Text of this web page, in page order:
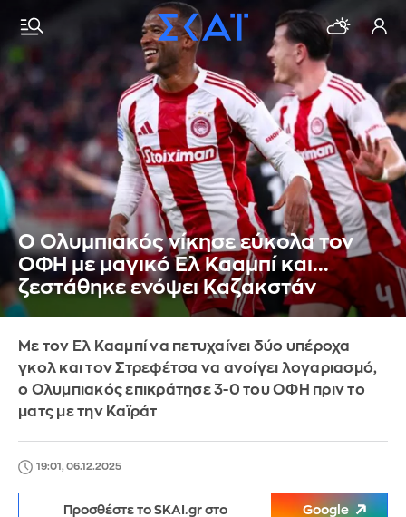
Ο Ολυμπιακός νίκησε εύκολα τον
ΟΦΗ με μαγικό Ελ Κααμπί και...
ζεστάθηκε ενόψει Καζακστάν
Με τον Ελ Κααμπί να πετυχαίνει δύο υπέροχα
γκολ και τον Στρεφέτσα να ανοίγει λογαριασμό,
ο Ολυμπιακός επικράτησε 3-0 του ΟΦΗ πριν το
ματς με την Καϊράτ
19:01, 06.12.2025
Προσθέστε το SKAI.gr στο Google